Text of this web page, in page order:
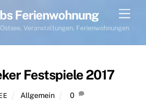
Ferienwohnung
Veranstaltungen, Ferienwohnungen
Festspiele 2017
Allgemein 0